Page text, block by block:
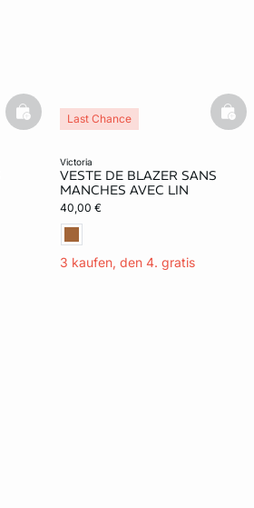
basketfull
victoria
VESTE DE BLAZER SANS
MANCHES AVEC LIN
40,00 €
3 kaufen, den 4. gratis
Last Chance